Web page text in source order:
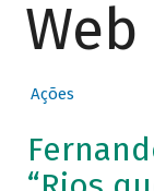
Web
Ações